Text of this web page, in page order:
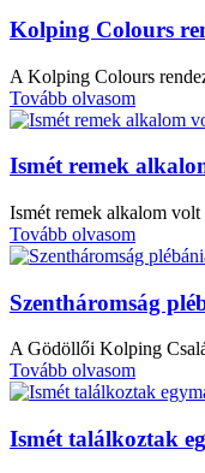
Kolping Colours
A Kolping Colours
Tovább olvasom
Ismét remek
Ismét remek alkalom
Tovább olvasom
Szentháromság
A Gödöllői Kolping
Tovább olvasom
Ismét találkoztak